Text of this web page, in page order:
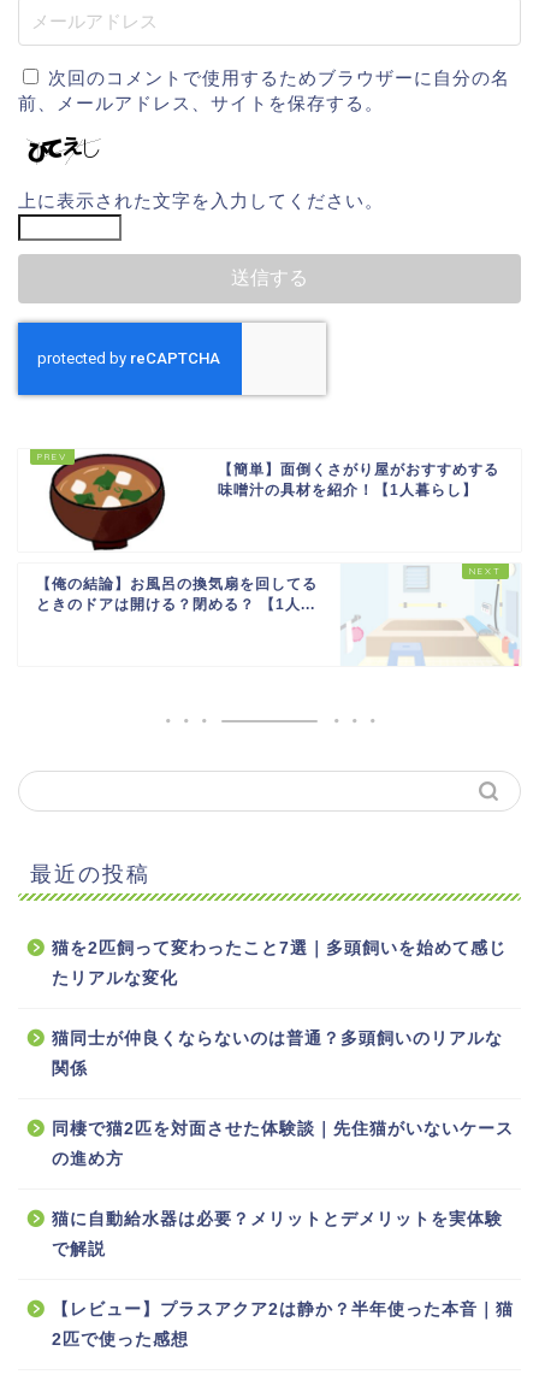
次回のコメントで使用するためブラウザーに自分の名
前、メールアドレス、サイトを保存する。
上に表示された文字を入力してください。
【簡単】面倒くさがり屋がおすすめする
味噌汁の具材を紹介！【1人暮らし】
【俺の結論】お風呂の換気扇を回してる
ときのドアは開ける？閉める？ 【1人...
最近の投稿
猫を2匹飼って変わったこと7選｜多頭飼いを始めて感じ
たリアルな変化
猫同士が仲良くならないのは普通？多頭飼いのリアルな
関係
同棲で猫2匹を対面させた体験談｜先住猫がいないケース
の進め方
猫に自動給水器は必要？メリットとデメリットを実体験
で解説
【レビュー】プラスアクア2は静か？半年使った本音｜猫
2匹で使った感想